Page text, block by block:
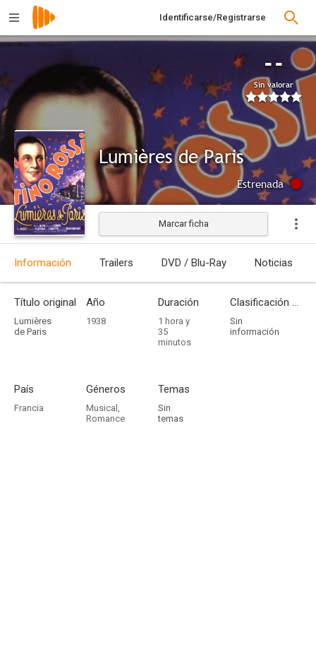
Identificarse/Registrarse
--
Sin valorar
Lumières de Paris
Estrenada
Marcar ficha
Información Trailers DVD / Blu-Ray Noticias
Título original
Lumières
de Paris
Año
1938
Duración
1 hora y
35
minutos
Clasificación por edades
Sin
información
País
Francia
Géneros
Musical ,
Romance
Temas
Sin
temas